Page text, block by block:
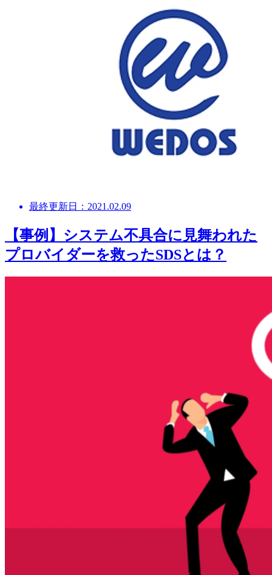
最終更新日：2021.02.09
【事例】システム不具合に見舞われた
プロバイダーを救ったSDSとは？